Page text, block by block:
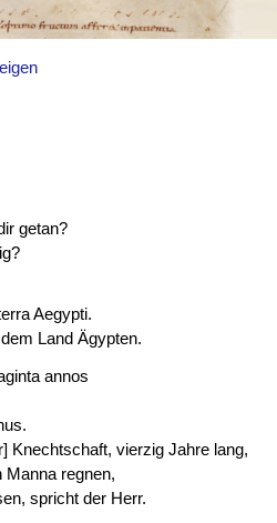
getan?
Aegypti.
Land Ägypten.
annos
Knechtschaft, vierzig Jahre lang,
Manna regnen,
spricht der Herr.